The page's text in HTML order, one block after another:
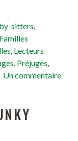
sitters,
Familles
, Lecteurs
, Préjugés,
Un commentaire